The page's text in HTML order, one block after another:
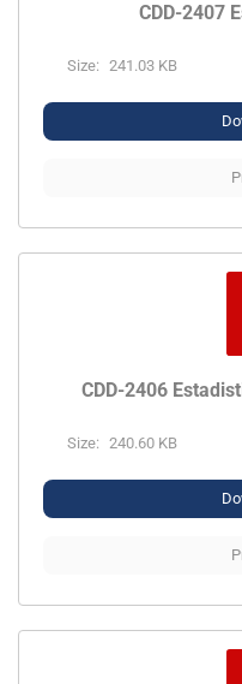
CDD-2407
Size: 241.03 KB
CDD-2406
Size: 240.60 KB